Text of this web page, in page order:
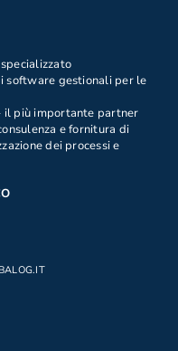
software gestionali per le
il più importante partner
e fornitura di
dei processi e